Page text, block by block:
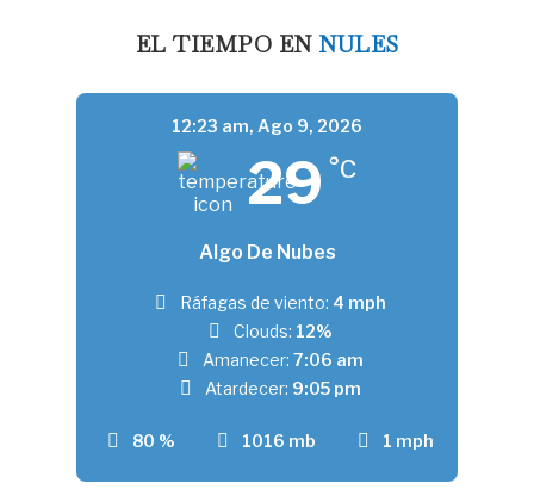
EL TIEMPO EN NULES
12:23 am, Ago 9, 2026
29 °C
Algo De Nubes
80 % 1016 mb 1 mph
Ráfagas de viento: 4 mph
Clouds: 12%
Amanecer: 7:06 am
Atardecer: 9:05 pm